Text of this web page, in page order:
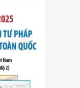
lý
BTC
tư số
12